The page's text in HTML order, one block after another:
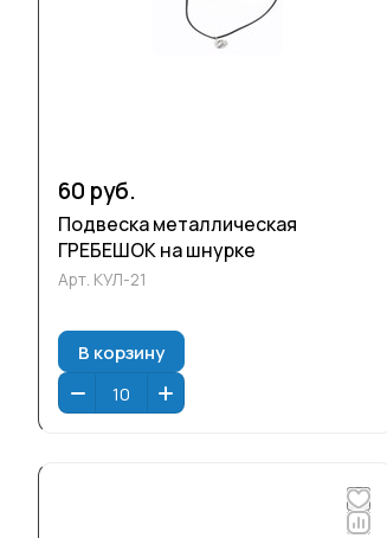
60 руб.
Подвеска металлическая
ГРЕБЕШОК на шнурке
Арт. КУЛ-21
В корзину